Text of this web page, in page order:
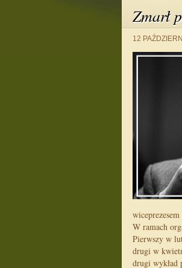
Zmarł
12
W ramach
Pierwszy w
drugi w
drugi wykład